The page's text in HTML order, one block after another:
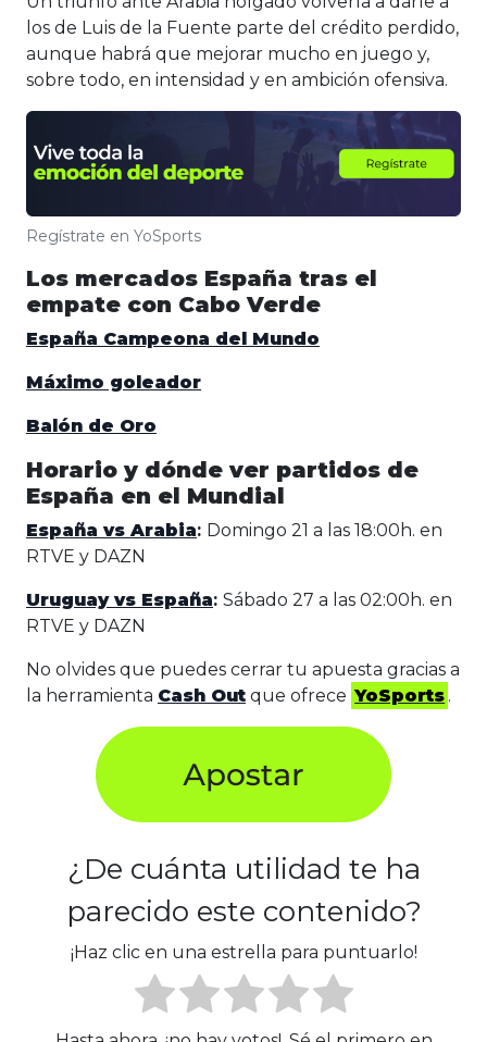
los de Luis de la Fuente parte del crédito perdido,
aunque habrá que mejorar mucho en juego y,
sobre todo, en intensidad y en ambición ofensiva.
Regístrate en YoSports
Los mercados España tras el
empate con Cabo Verde
España Campeona del Mundo
Máximo goleador
Balón de Oro
Horario y dónde ver partidos de
España en el Mundial
España vs Arabia: Domingo 21 a las 18:00h. en
RTVE y DAZN
Uruguay vs España: Sábado 27 a las 02:00h. en
RTVE y DAZN
No olvides que puedes cerrar tu apuesta gracias a
la herramienta Cash Out que ofrece YoSports .
¿De cuánta utilidad te ha
parecido este contenido?
¡Haz clic en una estrella para puntuarlo!